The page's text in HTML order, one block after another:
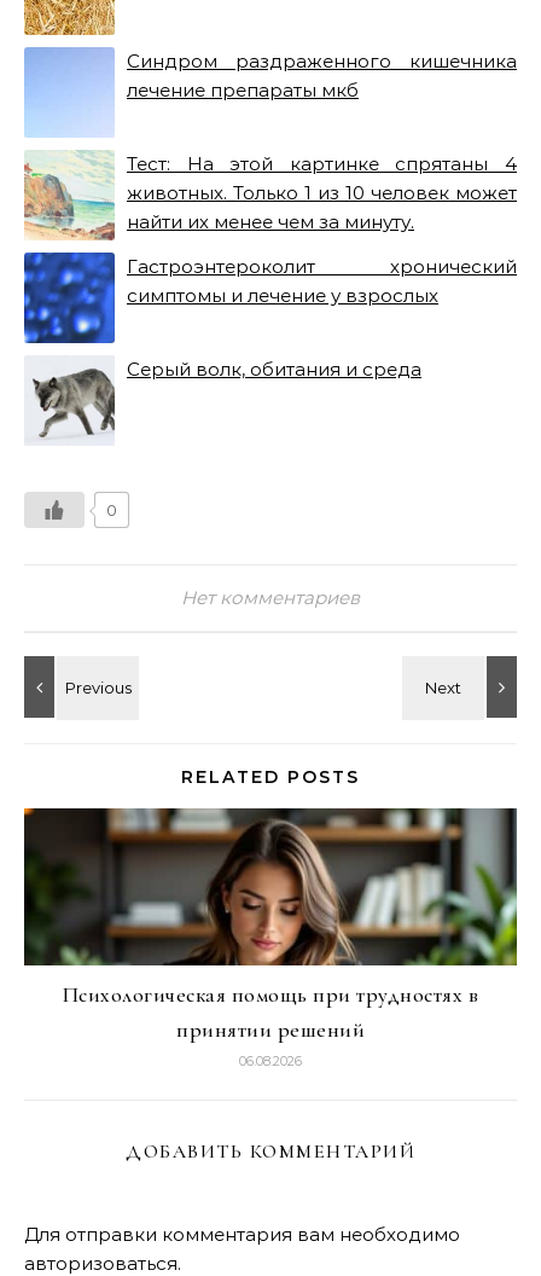
Синдром раздраженного кишечника
лечение препараты мкб
Тест: На этой картинке спрятаны 4
животных. Только 1 из 10 человек может
найти их менее чем за минуту.
Гастроэнтероколит хронический
симптомы и лечение у взрослых
Серый волк, обитания и среда
0
Нет комментариев
RELATED POSTS
Психологическая помощь при трудностях в
принятии решений
06.08.2026
ДОБАВИТЬ КОММЕНТАРИЙ
Для отправки комментария вам необходимо
авторизоваться.